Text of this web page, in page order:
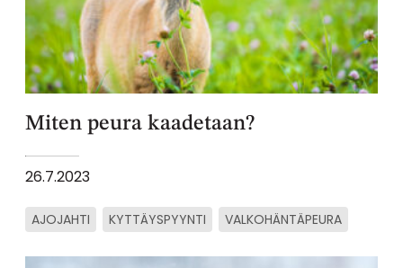
Miten peura kaadetaan?
26.7.2023
AJOJAHTI KYTTÄYSPYYNTI VALKOHÄNTÄPEURA